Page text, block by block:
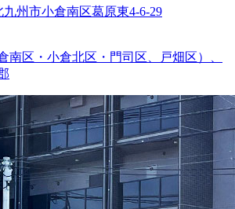
九州市小倉南区葛原東4-6-29
南区・小倉北区・門司区、戸畑区）、